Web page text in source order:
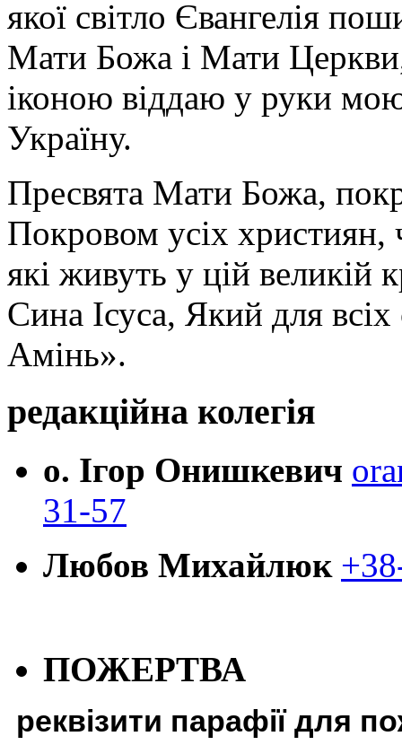
якої світло Євангелія
Мати Божа і Мати
іконою віддаю у руки
Україну.
Пресвята Мати Божа,
Покровом усіх християн,
які живуть у цій великій
Сина Ісуса, Який для
Амінь».
редакційна колегія
о. Ігор Онишкевич
31-57
Любов Михайлюк
ПОЖЕРТВА
реквізити парафії для